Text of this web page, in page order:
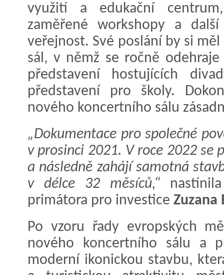
využití a edukační
zaměřené workshopy a
veřejnost. Své poslání by si
sál, v němž se ročně
představení hostujících
představení pro školy.
nového koncertního sálu
„Dokumentace pro společné
v prosinci 2021. V roce 2022 se
a následně zahájí samotná
v délce 32 měsíců,“
primátora pro investice Zuzana
Po vzoru řady evropských
nového koncertního sálu a
moderní ikonickou stavbu,